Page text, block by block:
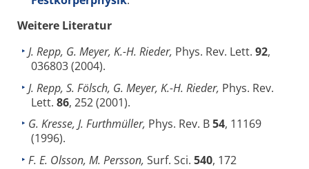
Weitere Literatur
J. Repp, G. Meyer, K.-H. Rieder, Phys. Rev. Lett. 92,
036803 (2004).
J. Repp, S. Fölsch, G. Meyer, K.-H. Rieder, Phys. Rev.
Lett. 86, 252 (2001).
G. Kresse, J. Furthmüller, Phys. Rev. B54, 11169
(1996).
F. E. Olsson, M. Persson, Surf. Sci. 540, 172